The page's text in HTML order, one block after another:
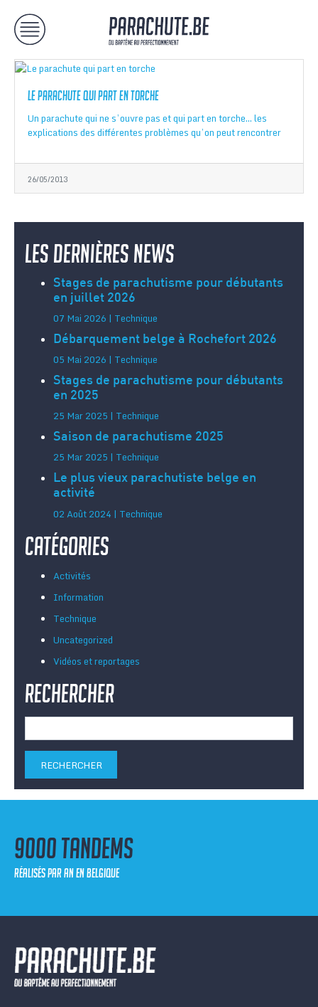
Le parachute qui part en torche
Un parachute qui ne s’ouvre pas et qui part en torche… les
explications des différentes problèmes qu’on peut rencontrer
26/05/2013
Les dernières news
Stages de parachutisme pour débutants
en juillet 2026
07 Mai 2026 | Technique
Débarquement belge à Rochefort 2026
05 Mai 2026 | Technique
Stages de parachutisme pour débutants
en 2025
25 Mar 2025 | Technique
Saison de parachutisme 2025
25 Mar 2025 | Technique
Le plus vieux parachutiste belge en
activité
02 Août 2024 | Technique
Catégories
Activités
Information
Technique
Uncategorized
Vidéos et reportages
Rechercher
Rechercher :
9000 tandems
réalisés par an en Belgique